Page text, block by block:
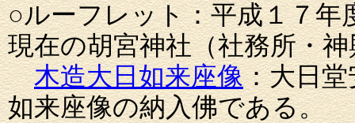
○ルーフレット：平成１７
現在の胡宮神社（社務所・
木造大日如来座像：大日
如来座像の納入佛である。